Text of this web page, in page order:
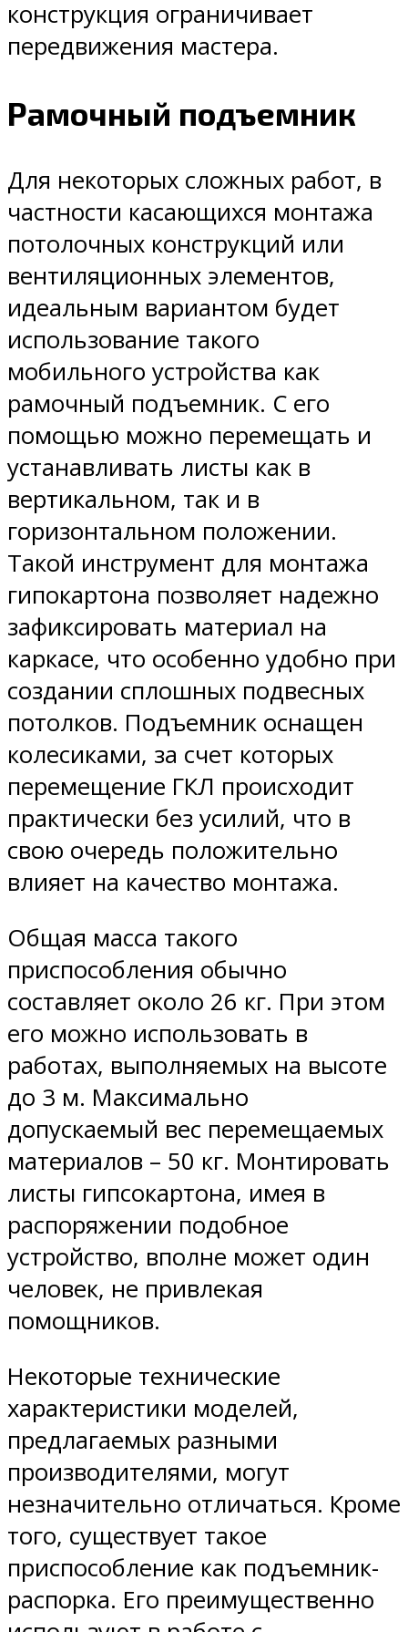
конструкция ограничивает
передвижения мастера.
Рамочный подъемник
Для некоторых сложных работ, в
частности касающихся монтажа
потолочных конструкций или
вентиляционных элементов,
идеальным вариантом будет
использование такого
мобильного устройства как
рамочный подъемник. С его
помощью можно перемещать и
устанавливать листы как в
вертикальном, так и в
горизонтальном положении.
Такой инструмент для монтажа
гипокартона позволяет надежно
зафиксировать материал на
каркасе, что особенно удобно при
создании сплошных подвесных
потолков. Подъемник оснащен
колесиками, за счет которых
перемещение ГКЛ происходит
практически без усилий, что в
свою очередь положительно
влияет на качество монтажа.
Общая масса такого
приспособления обычно
составляет около 26 кг. При этом
его можно использовать в
работах, выполняемых на высоте
до 3 м. Максимально
допускаемый вес перемещаемых
материалов – 50 кг. Монтировать
листы гипсокартона, имея в
распоряжении подобное
устройство, вполне может один
человек, не привлекая
помощников.
Некоторые технические
характеристики моделей,
предлагаемых разными
производителями, могут
незначительно отличаться. Кроме
того, существует такое
приспособление как подъемник-
распорка. Его преимущественно